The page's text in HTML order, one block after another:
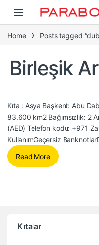
Home Posts tagged
Birleşik
Kıta : Asya Başkent: Abu
83.600 km2 Bağımsızlık: 2
(AED) Telefon kodu: +971
KullanımGeçersiz
Read More
Kıtalar